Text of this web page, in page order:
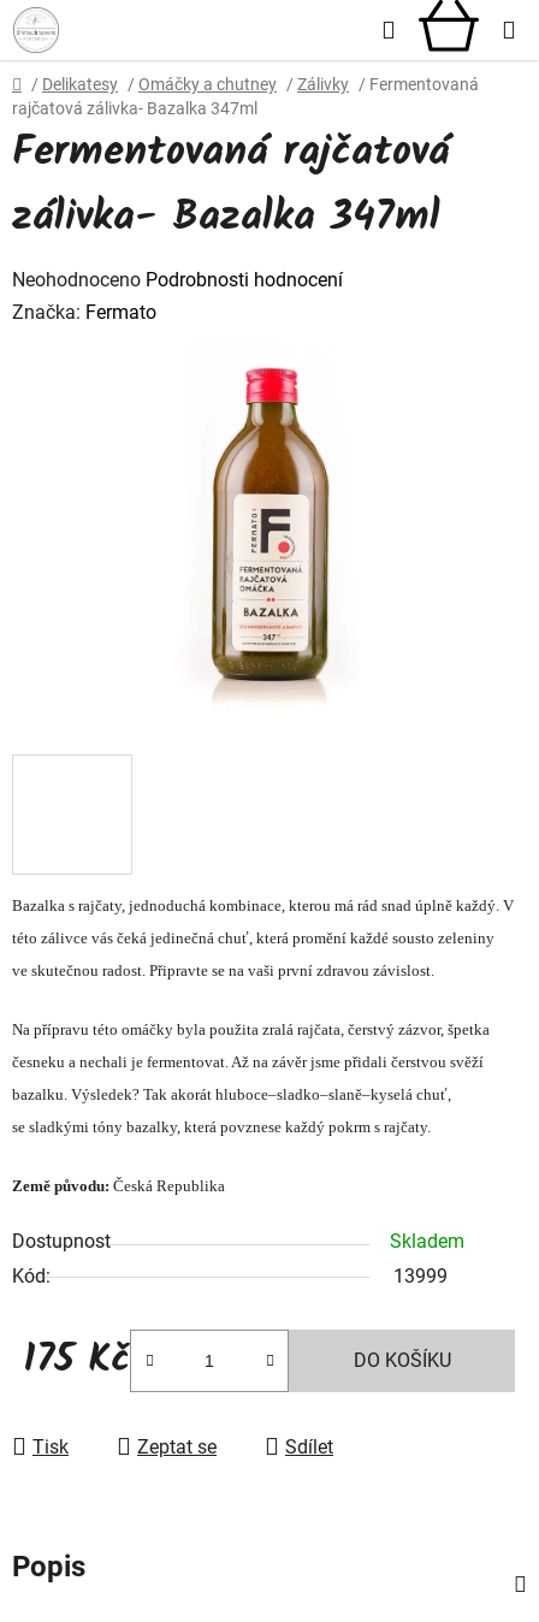
Přejít
na
obsah
Hledat
Domů
/ Delikatesy / Omáčky a chutney / Zálivky / Fermentovaná
rajčatová zálivka- Bazalka 347ml
Bazalka s rajčaty, jednoduchá kombinace, kterou má rád snad úplně každý. V
této zálivce vás čeká jedinečná chuť, která promění každé sousto zeleniny
ve skutečnou radost. Připravte se na vaši první zdravou závislost.
Na přípravu této omáčky byla použita zralá rajčata, čerstvý zázvor, špetka
česneku a nechali je fermentovat. Až na závěr jsme přidali čerstvou svěží
bazalku. Výsledek? Tak akorát hluboce–sladko–slaně–kyselá chuť,
se sladkými tóny bazalky, která povznese každý pokrm s rajčaty.
Země původu: Česká Republika
Dostupnost
Skladem
Kód:
13999
175 Kč DO KOŠÍKU
Tisk Zeptat se Sdílet
Fermentovaná rajčatová
zálivka- Bazalka 347ml
Průměrné
hodnocení
Neohodnoceno Podrobnosti hodnocení
Značka: Fermato
Popis